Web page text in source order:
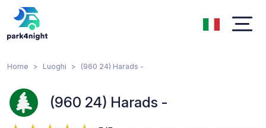
Home Luoghi (960 24) Harads -
(960 24) Harads -